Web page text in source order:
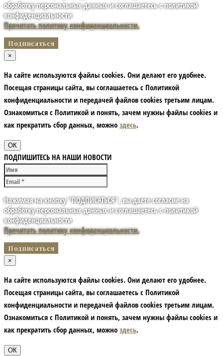
обработку персональных данных и соглашаетесь с политикой
конфиденциальности
Прочитать политику конфиденциальности.
×
На сайте используются файлы cookies. Они делают его удобнее.
Посещая страницы сайта, вы соглашаетесь с Политикой
конфиденциальности и передачей файлов cookies третьим лицам.
Ознакомиться с Политикой и понять, зачем нужны файлы сookies и
как прекратить сбор данных, можно здесь.
ОК
ПОДПИШИТЕСЬ НА НАШИ НОВОСТИ
Нажимая на кнопку "ПОДПИСАТЬСЯ", вы даете согласие на
обработку персональных данных и соглашаетесь с политикой
конфиденциальности
Прочитать политику конфиденциальности.
×
На сайте используются файлы cookies. Они делают его удобнее.
Посещая страницы сайта, вы соглашаетесь с Политикой
конфиденциальности и передачей файлов cookies третьим лицам.
Ознакомиться с Политикой и понять, зачем нужны файлы сookies и
как прекратить сбор данных, можно здесь.
ОК